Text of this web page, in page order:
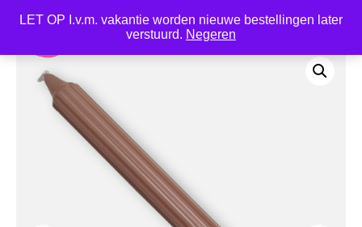
LET OP I.v.m. vakantie worden nieuwe bestellingen later
verstuurd. Negeren